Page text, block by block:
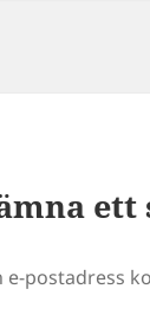
ett
e-postadress